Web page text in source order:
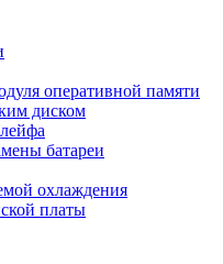
оперативной памяти
диском
батареи
охлаждения
платы